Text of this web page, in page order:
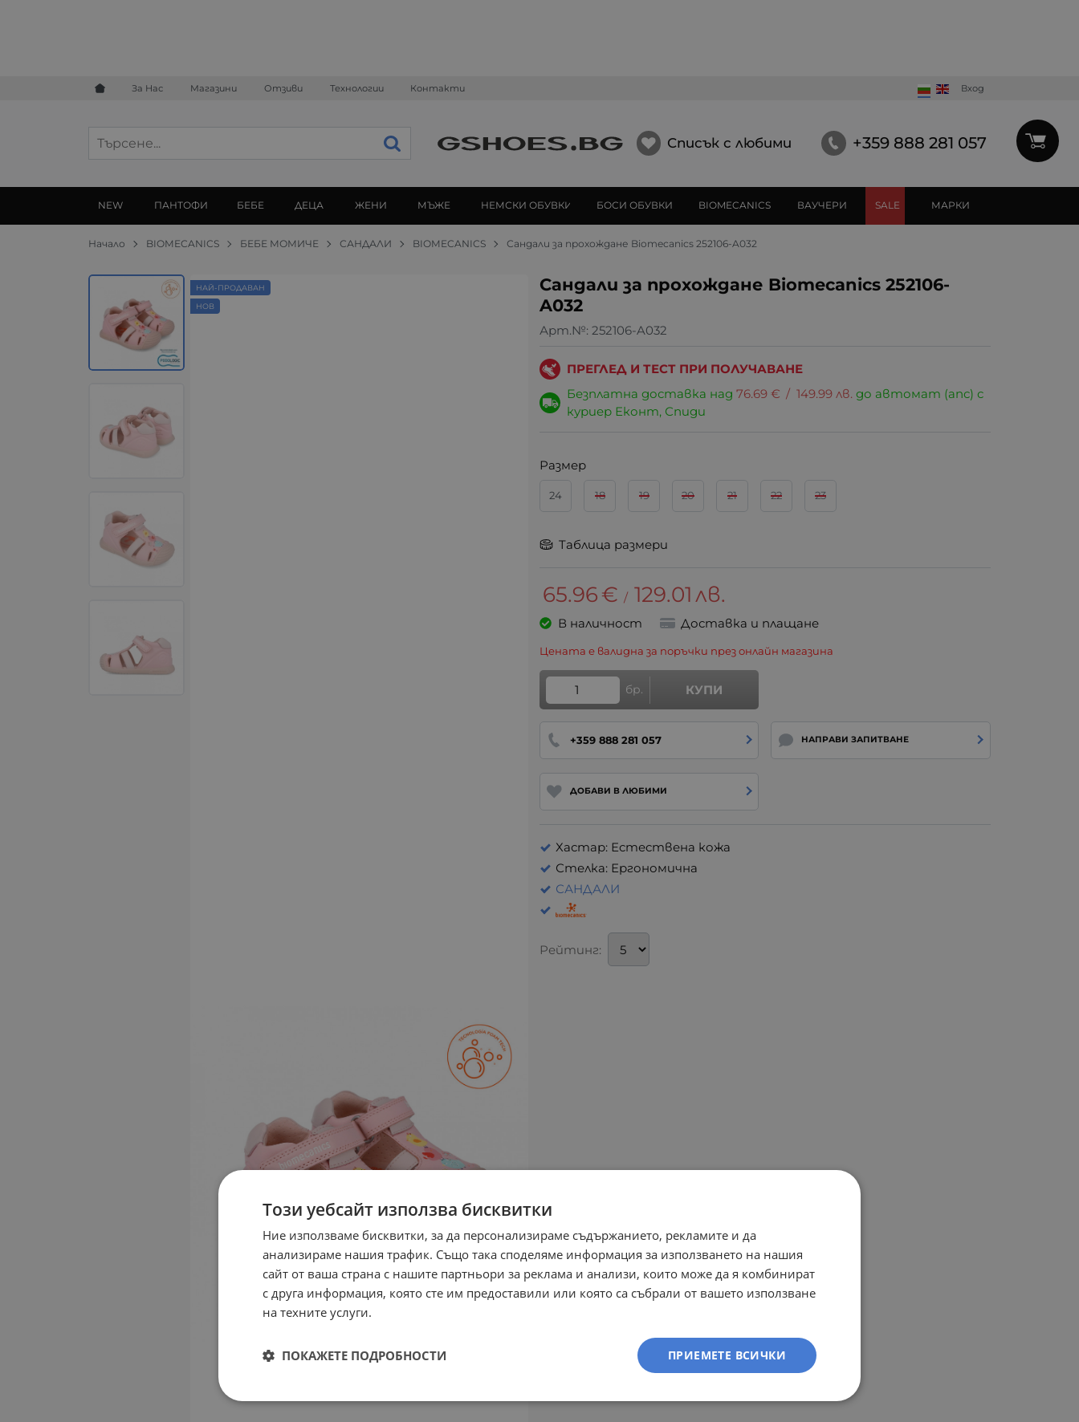
За Нас Магазини Отзиви Технологии Контакти Вход
Списък с любими +359 888 281 057
SALE
NEW ПАНТОФИ БЕБЕ ДЕЦА ЖЕНИ МЪЖЕ НЕМСКИ ОБУВКИ БОСИ ОБУВКИ BIOMECANICS ВАУЧЕРИ МАРКИ
Начало BIOMECANICS БЕБЕ МОМИЧЕ САНДАЛИ BIOMECANICS Сандали за прохождане Biomecanics 252106-A032
Сандали за прохождане Biomecanics 252106-
A032
Арт.№: 252106-A032
НАЙ-ПРОДАВАН
НОВ
ПРЕГЛЕД И ТЕСТ ПРИ ПОЛУЧАВАНЕ
Безплатна доставка над 76.69 € / 149.99 лв. до автомат (апс) с
куриер Еконт, Спиди
Размер
24 18 19 20 21 22 23
Tаблица размери
65.96€ / 129.01лв.
В наличност Доставка и плащане
Цената е валидна за поръчки през онлайн магазина
бр. КУПИ
+359 888 281 057 НАПРАВИ ЗАПИТВАНЕ
ДОБАВИ В ЛЮБИМИ
Хастар: Естествена кожа
Стелка: Ергономична
САНДАЛИ
Рейтинг:
Този уебсайт използва бисквитки
Ние използваме бисквитки, за да персонализираме съдържанието, рекламите и да
анализираме нашия трафик. Също така споделяме информация за използването на нашия
сайт от ваша страна с нашите партньори за реклама и анализи, които може да я комбинират
с друга информация, която сте им предоставили или която са събрали от вашето използване
на техните услуги.
ПРИЕМЕТЕ ВСИЧКИ
ПОКАЖЕТЕ ПОДРОБНОСТИ